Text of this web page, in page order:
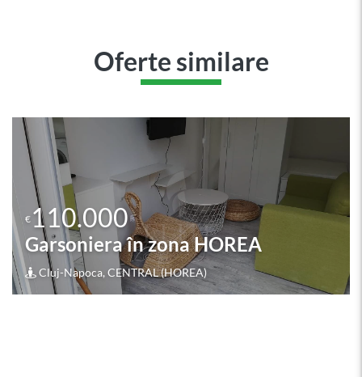
Oferte similare
€ 109.900
Garsoniera în zona BIG
Cluj-Napoca, MANASTUR (BIG)